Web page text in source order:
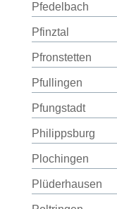
Pfedelbach
Pfinztal
Pfronstetten
Pfullingen
Pfungstadt
Philippsburg
Plochingen
Plüderhausen